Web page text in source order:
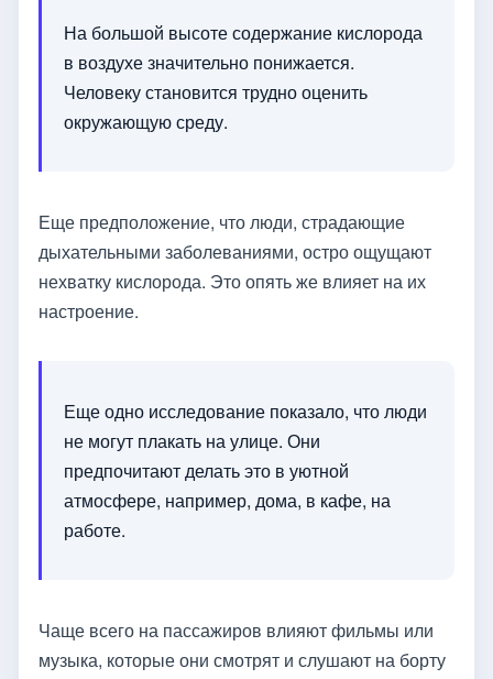
На большой высоте содержание кислорода
в воздухе значительно понижается.
Человеку становится трудно оценить
окружающую среду.
Еще предположение, что люди, страдающие
дыхательными заболеваниями, остро ощущают
нехватку кислорода. Это опять же влияет на их
настроение.
Еще одно исследование показало, что люди
не могут плакать на улице. Они
предпочитают делать это в уютной
атмосфере, например, дома, в кафе, на
работе.
Чаще всего на пассажиров влияют фильмы или
музыка, которые они смотрят и слушают на борту